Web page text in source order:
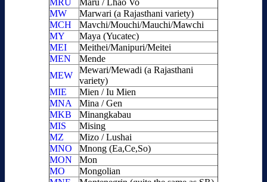
MRU
Maru / Lhao Vo
MW
Marwari (a Rajasthani variety)
MCH
Mavchi/Mouchi/Mauchi/Mawchi
MY
Maya (Yucatec)
MEI
Meithei/Manipuri/Meitei
MEN
Mende
MEW
Mewari/Mewadi (a Rajasthani
variety)
MIE
Mien / Iu Mien
MNA
Mina / Gen
MKB
Minangkabau
MIS
Mising
MZ
Mizo / Lushai
MNO
Mnong (Ea,Ce,So)
MON
Mon
MO
Mongolian